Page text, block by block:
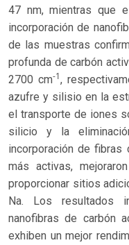
47 nm, mientras que
incorporación de
de las muestras
profunda de carbón
2700 cm-1,
azufre y silisio en la
el transporte de iones
silicio y la
incorporación de fibras
más activas,
proporcionar sitios
Na. Los resultados
nanofibras de carbón
exhiben un mejor